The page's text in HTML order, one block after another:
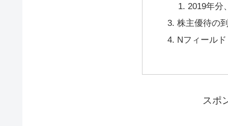
2019年分
株主優待の
Nフィール
スポ